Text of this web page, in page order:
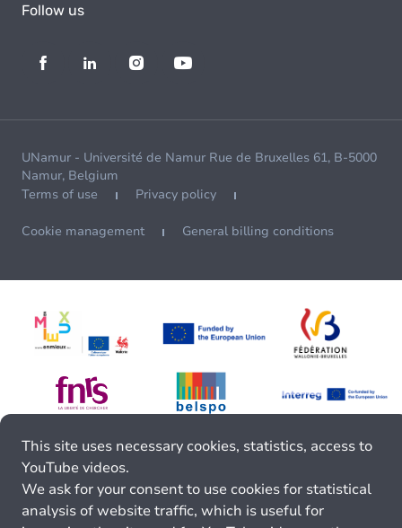
Follow us
UNamur - Université de Namur Rue de Bruxelles 61, B-5000
Namur, Belgium
Terms of use
Privacy policy
Cookie management General billing conditions
This site uses necessary cookies, statistics, access to
YouTube videos.
We ask for your consent to use cookies for statistical
analysis of website traffic, which is useful for